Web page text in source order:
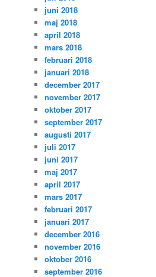
juni 2018
maj 2018
april 2018
mars 2018
februari 2018
januari 2018
december 2017
november 2017
oktober 2017
september 2017
augusti 2017
juli 2017
juni 2017
maj 2017
april 2017
mars 2017
februari 2017
januari 2017
december 2016
november 2016
oktober 2016
september 2016